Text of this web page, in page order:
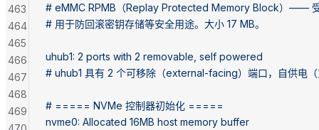
# eMMC RPMB（Replay Protected Memory Block）——
# 用于防回滚密钥存储等安全用途。大小 17 MB。
uhub1: 2 ports with 2 removable, self powered
# uhub1 具有 2 个可移除（external-facing）端口，自供电
# ===== NVMe 控制器初始化 =====
nvme0: Allocated 16MB host memory buffer
463
464
465
466
467
468
469